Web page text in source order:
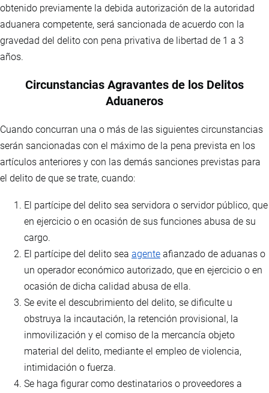
obtenido previamente la debida autorización de la autoridad
aduanera competente, será sancionada de acuerdo con la
gravedad del delito con pena privativa de libertad de 1 a 3
años.
Circunstancias Agravantes de los Delitos
Aduaneros
Cuando concurran una o más de las siguientes circunstancias
serán sancionadas con el máximo de la pena prevista en los
artículos anteriores y con las demás sanciones previstas para
el delito de que se trate, cuando:
El partícipe del delito sea servidora o servidor público, que
en ejercicio o en ocasión de sus funciones abusa de su
cargo.
El partícipe del delito sea agente afianzado de aduanas o
un operador económico autorizado, que en ejercicio o en
ocasión de dicha calidad abusa de ella.
Se evite el descubrimiento del delito, se dificulte u
obstruya la incautación, la retención provisional, la
inmovilización y el comiso de la mercancía objeto
material del delito, mediante el empleo de violencia,
intimidación o fuerza.
Se haga figurar como destinatarios o proveedores a